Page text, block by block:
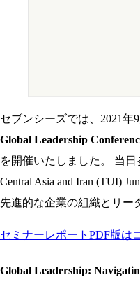
セブンシーズでは、2021年
Global Leadership
を開催いたしました。 当日
Central Asia and Iran (TUI)
先進的な企業の組織とリー
セミナーレポートPDF版は
Global Leadership: